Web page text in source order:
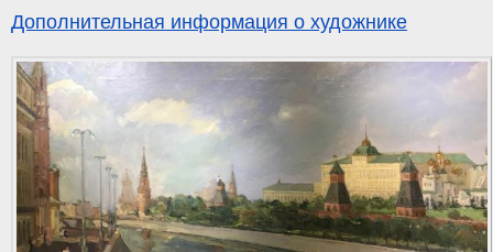
Дополнительная информация о художнике